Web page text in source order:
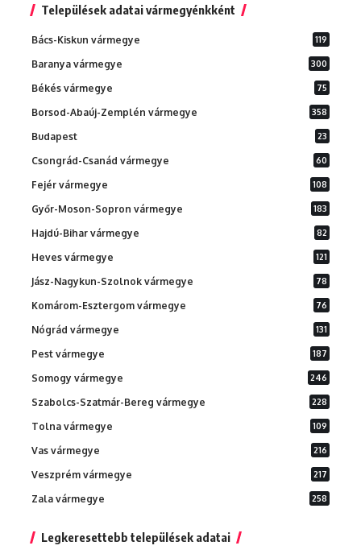
Települések adatai vármegyénkként
Bács-Kiskun vármegye 119
Baranya vármegye 300
Békés vármegye 75
Borsod-Abaúj-Zemplén vármegye 358
Budapest 23
Csongrád-Csanád vármegye 60
Fejér vármegye 108
Győr-Moson-Sopron vármegye 183
Hajdú-Bihar vármegye 82
Heves vármegye 121
Jász-Nagykun-Szolnok vármegye 78
Komárom-Esztergom vármegye 76
Nógrád vármegye 131
Pest vármegye 187
Somogy vármegye 246
Szabolcs-Szatmár-Bereg vármegye 228
Tolna vármegye 109
Vas vármegye 216
Veszprém vármegye 217
Zala vármegye 258
Legkeresettebb települések adatai